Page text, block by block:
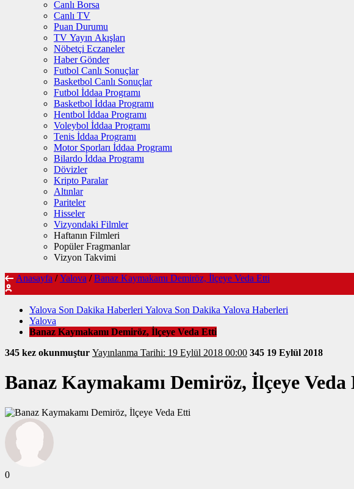
Canlı Borsa
Canlı TV
Puan Durumu
TV Yayın Akışları
Nöbetçi Eczaneler
Haber Gönder
Futbol Canlı Sonuçlar
Basketbol Canlı Sonuçlar
Futbol İddaa Programı
Basketbol İddaa Programı
Hentbol İddaa Programı
Voleybol İddaa Programı
Tenis İddaa Programı
Motor Sporları İddaa Programı
Bilardo İddaa Programı
Dövizler
Kripto Paralar
Altınlar
Pariteler
Hisseler
Vizyondaki Filmler
Haftanın Filmleri
Popüler Fragmanlar
Vizyon Takvimi
Anasayfa / Yalova / Banaz Kaymakamı Demiröz, İlçeye Veda Etti
Yalova Son Dakika Haberleri Yalova Son Dakika Yalova Haberleri
Yalova
Banaz Kaymakamı Demiröz, İlçeye Veda Etti
345 kez okunmuştur
Yayınlanma Tarihi: 19 Eylül 2018 00:00 345 19 Eylül 2018
Banaz Kaymakamı Demiröz, İlçeye
0